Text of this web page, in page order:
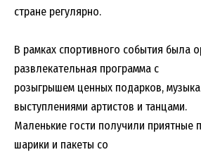
стране регулярно.
В рамках спортивного события была
развлекательная программа с
розыгрышем ценных подарков,
выступлениями артистов и танцами.
Маленькие гости получили приятные
шарики и пакеты со